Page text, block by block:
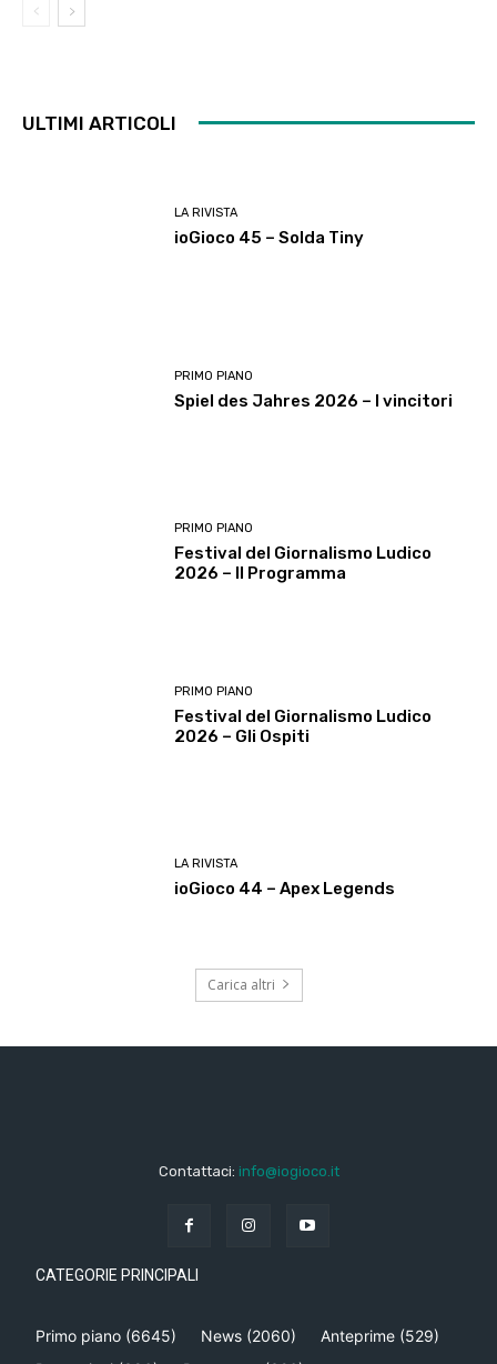
ULTIMI ARTICOLI
LA RIVISTA
ioGioco 45 – Solda Tiny
PRIMO PIANO
Spiel des Jahres 2026 – I vincitori
PRIMO PIANO
Festival del Giornalismo Ludico
2026 – Il Programma
PRIMO PIANO
Festival del Giornalismo Ludico
2026 – Gli Ospiti
LA RIVISTA
ioGioco 44 – Apex Legends
Carica altri
Contattaci: info@iogioco.it
CATEGORIE PRINCIPALI
Primo piano (6645) News (2060) Anteprime (529)